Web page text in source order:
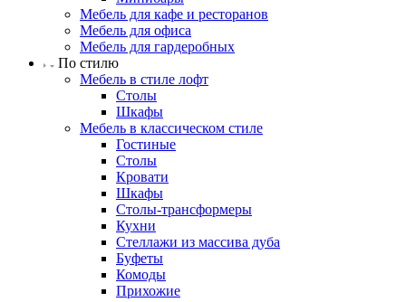
Мебель для кафе и ресторанов
Мебель для офиса
Мебель для гардеробных
По стилю
Мебель в стиле лофт
Столы
Шкафы
Мебель в классическом стиле
Гостиные
Столы
Кровати
Шкафы
Столы-трансформеры
Кухни
Стеллажи из массива дуба
Буфеты
Комоды
Прихожие